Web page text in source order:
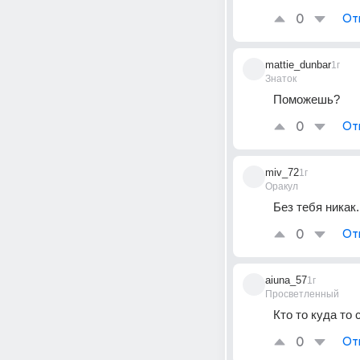
0
mattie_dunbar
Знаток
1г
Поможешь?
0
miv_72
Оракул
1г
Без тебя никак.
0
aiuna_57
Просветленный
1г
Кто то куда то
0